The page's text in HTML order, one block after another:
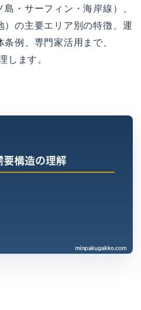
・サーフィン・海岸線）、
）の主要エリア別の特徴、運
例、専門家活用まで、
します。